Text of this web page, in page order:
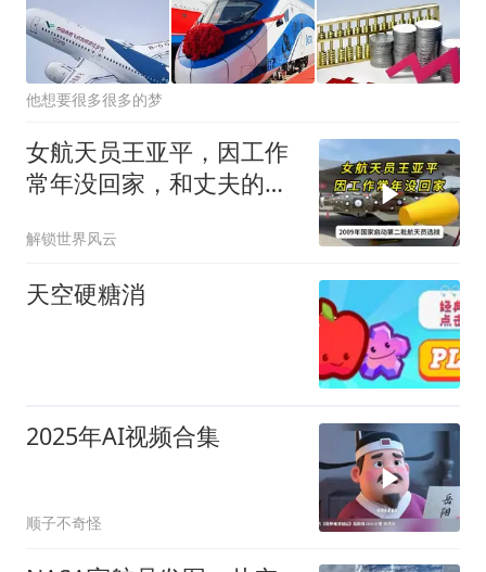
他想要很多很多的梦
女航天员王亚平，因工作
常年没回家，和丈夫的关
解锁世界风云
天空硬糖消
2025年AI视频合集
顺子不奇怪